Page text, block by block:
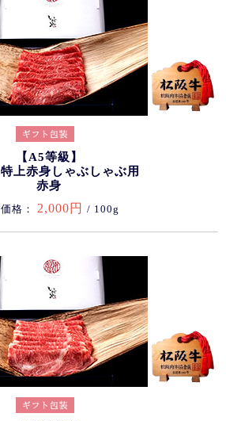
【A5等級】
上赤身しゃぶしゃぶ用
赤身
格： 2,000円 / 100g